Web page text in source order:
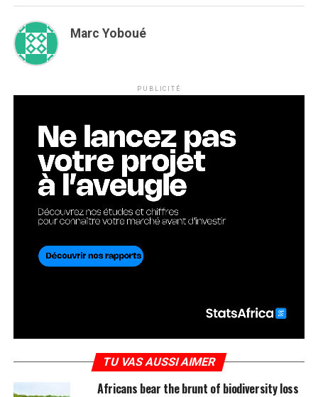
Marc Yoboué
PUBLICITÉ
TU VAS AUSSI AIMER
Africans bear the brunt of biodiversity loss